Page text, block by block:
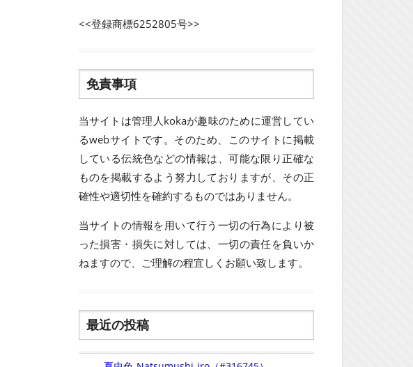
<<登録商標6252805号>>
免責事項
当サイトは管理人kokaが趣味のために運営してい
るwebサイトです。そのため、このサイトに掲載
している伝統色などの情報は、可能な限り正確な
ものを掲載するよう努力しておりますが、その正
確性や適切性を確約するものではありません。
当サイトの情報を用いて行う一切の行為により被
った損害・損失に対しては、一切の責任を負いか
ねますので、ご理解の程宜しくお願い致します。
最近の投稿